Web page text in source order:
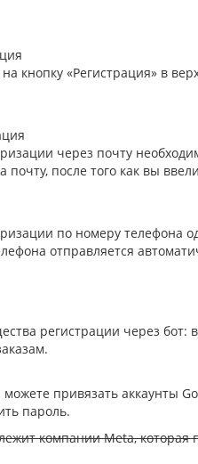
кнопку «Регистрация» в
через почту
почту, после того как вы
по номеру телефона
отправляется
регистрации через бот:
привязать аккаунты
пароль.
компании Meta, которая